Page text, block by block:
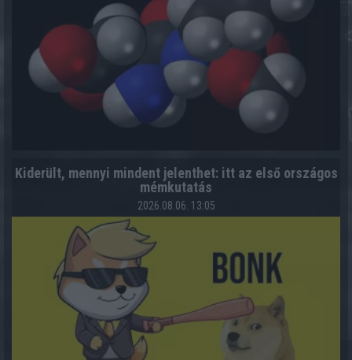
Kiderült, mennyi mindent jelenthet: itt az első országos
mémkutatás
2026.08.06. 13:05